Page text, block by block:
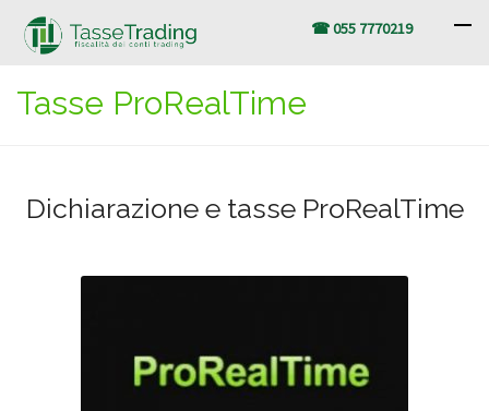
☎ 055 7770219
Tasse ProRealTime
Dichiarazione e tasse ProRealTime